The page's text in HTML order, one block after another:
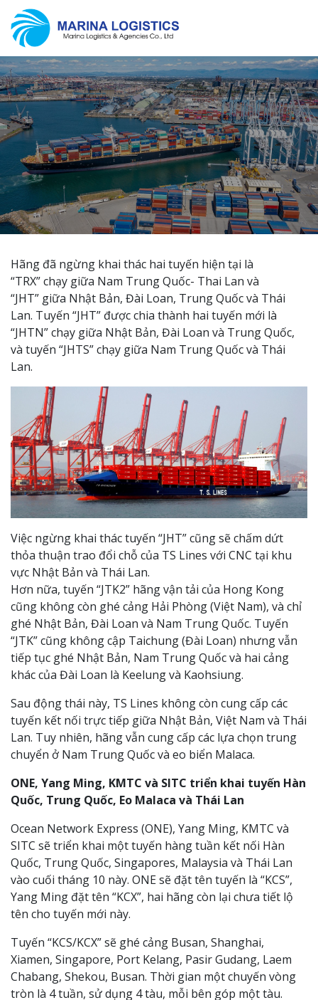
Hãng đã ngừng khai thác hai tuyến hiện tại là
“TRX” chạy giữa Nam Trung Quốc- Thai Lan và
“JHT” giữa Nhật Bản, Đài Loan, Trung Quốc và Thái
Lan. Tuyến “JHT” được chia thành hai tuyến mới là
“JHTN” chạy giữa Nhật Bản, Đài Loan và Trung Quốc,
và tuyến “JHTS” chạy giữa Nam Trung Quốc và Thái
Lan.
Việc ngừng khai thác tuyến “JHT” cũng sẽ chấm dứt
thỏa thuận trao đổi chỗ của TS Lines với CNC tại khu
vực Nhật Bản và Thái Lan.
Hơn nữa, tuyến “JTK2” hãng vận tải của Hong Kong
cũng không còn ghé cảng Hải Phòng (Việt Nam), và chỉ
ghé Nhật Bản, Đài Loan và Nam Trung Quốc. Tuyến
“JTK” cũng không cập Taichung (Đài Loan) nhưng vẫn
tiếp tục ghé Nhật Bản, Nam Trung Quốc và hai cảng
khác của Đài Loan là Keelung và Kaohsiung.
Sau động thái này, TS Lines không còn cung cấp các
tuyến kết nối trực tiếp giữa Nhật Bản, Việt Nam và Thái
Lan. Tuy nhiên, hãng vẫn cung cấp các lựa chọn trung
chuyển ở Nam Trung Quốc và eo biển Malaca.
ONE, Yang Ming, KMTC và SITC triển khai tuyến Hàn
Quốc, Trung Quốc, Eo Malaca và Thái Lan
Ocean Network Express (ONE), Yang Ming, KMTC và
SITC sẽ triển khai một tuyến hàng tuần kết nối Hàn
Quốc, Trung Quốc, Singapores, Malaysia và Thái Lan
vào cuối tháng 10 này. ONE sẽ đặt tên tuyến là “KCS”,
Yang Ming đặt tên “KCX”, hai hãng còn lại chưa tiết lộ
tên cho tuyến mới này.
Tuyến “KCS/KCX” sẽ ghé cảng Busan, Shanghai,
Xiamen, Singapore, Port Kelang, Pasir Gudang, Laem
Chabang, Shekou, Busan. Thời gian một chuyến vòng
tròn là 4 tuần, sử dụng 4 tàu, mỗi bên góp một tàu.